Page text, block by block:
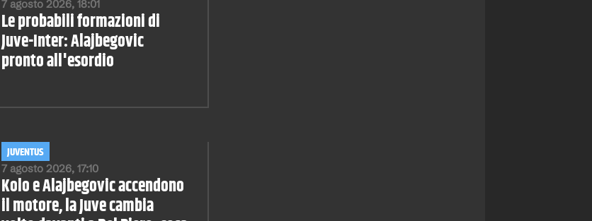
7 agosto 2026, 18:01
Le probabili formazioni di
Juve-Inter: Alajbegovic
pronto all'esordio
7 agosto 2026, 17:10
JUVENTUS
Kolo e Alajbegovic accendono
il motore, la Juve cambia